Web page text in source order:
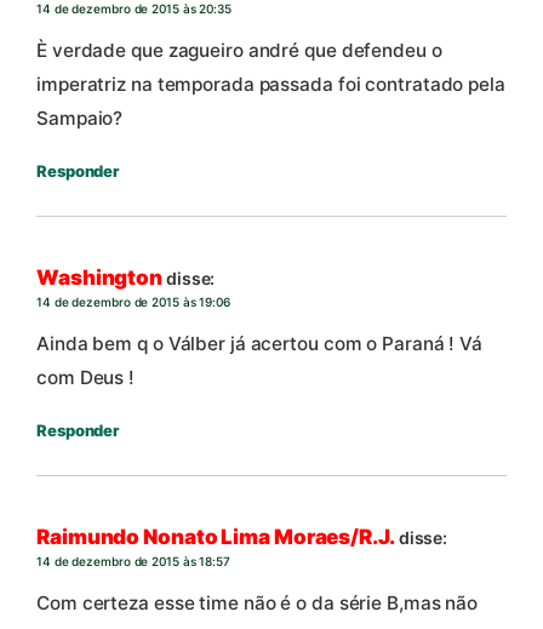
14 de dezembro de 2015 às 20:35
È verdade que zagueiro andré que defendeu o
imperatriz na temporada passada foi contratado pela
Sampaio?
Responder
Washingtondisse:
14 de dezembro de 2015 às 19:06
Ainda bem q o Válber já acertou com o Paraná ! Vá
com Deus !
Responder
Raimundo Nonato Lima Moraes/R.J.disse:
14 de dezembro de 2015 às 18:57
Com certeza esse time não é o da série B,mas não